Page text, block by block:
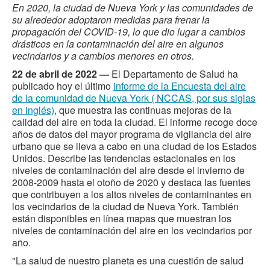
En 2020, la ciudad de Nueva York y las comunidades de
su alrededor adoptaron medidas para frenar la
propagación del COVID-19, lo que dio lugar a cambios
drásticos en la contaminación del aire en algunos
vecindarios y a cambios menores en otros.
22 de abril de 2022 — El Departamento de Salud ha
publicado hoy el último informe de la Encuesta del aire
de la comunidad de Nueva York ( NCCAS, por sus siglas
en inglés), que muestra las continuas mejoras de la
calidad del aire en toda la ciudad. El informe recoge doce
años de datos del mayor programa de vigilancia del aire
urbano que se lleva a cabo en una ciudad de los Estados
Unidos. Describe las tendencias estacionales en los
niveles de contaminación del aire desde el invierno de
2008-2009 hasta el otoño de 2020 y destaca las fuentes
que contribuyen a los altos niveles de contaminantes en
los vecindarios de la ciudad de Nueva York. También
están disponibles en línea mapas que muestran los
niveles de contaminación del aire en los vecindarios por
año.
"La salud de nuestro planeta es una cuestión de salud